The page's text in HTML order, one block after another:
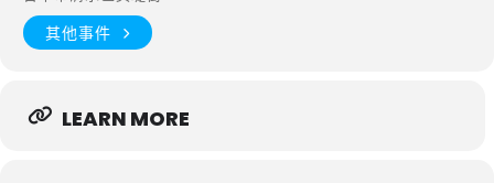
其他事件
LEARN MORE